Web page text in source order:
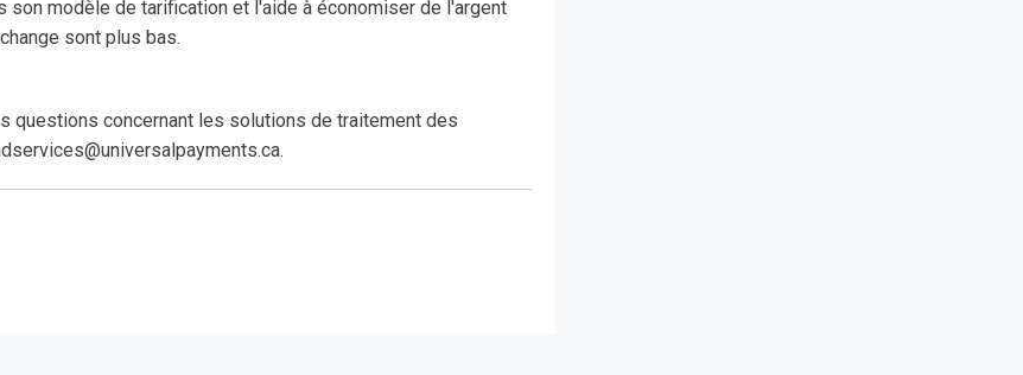
modèle de tarification et l'aide à économiser de l'argent
sont plus bas.
questions concernant les solutions de traitement des